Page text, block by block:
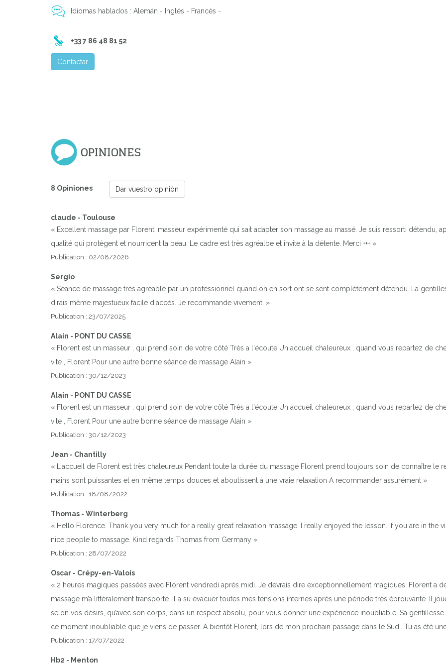
Idiomas hablados : Alemán - Inglés - Francés -
+33 7 86 48 81 52
Contactar
OPINIONES
8 Opiniones Dar vuestro opinión
claude - Toulouse
« Excellent massage par Florent, masseur expérimenté qui sait adapter son massage au massé. Je suis ressorti détendu,
qualité qui protègent et nourricent la peau. Le cadre est très agréalbe et invite à la détente. Merci +++ »
Publication : 02/08/2026
Sergio
« Séance de massage très agréable par un professionnel quand on en sort ont se sent complètement détendu. La
dirais même majestueux facile d'accès. Je recommande vivement. »
Publication : 23/07/2025
Alain - PONT DU CASSE
« Florent est un masseur , qui prend soin de votre côté Très a l'écoute Un accueil chaleureux , quand vous repartez de
vite , Florent Pour une autre bonne séance de massage Alain »
Publication : 30/12/2023
Alain - PONT DU CASSE
« Florent est un masseur , qui prend soin de votre côté Très a l'écoute Un accueil chaleureux , quand vous repartez de
vite , Florent Pour une autre bonne séance de massage Alain »
Publication : 30/12/2023
Jean - Chantilly
« L'accueil de Florent est très chaleureux Pendant toute la durée du massage Florent prend toujours soin de connaître le
mains sont puissantes et en même temps douces et aboutissent à une vraie relaxation A recommander assurément »
Publication : 18/08/2022
Thomas - Winterberg
« Hello Florence. Thank you very much for a really great relaxation massage. I really enjoyed the lesson. If you are in
nice people to massage. Kind regards Thomas from Germany »
Publication : 28/07/2022
Oscar - Crépy-en-Valois
« 2 heures magiques passées avec Florent vendredi après midi. Je devrais dire exceptionnellement magiques. Florent a
massage m’a littéralement transporté. Il a su évacuer toutes mes tensions internes après une période très éprouvante. Il
selon vos désirs, qu’avec son corps, dans un respect absolu, pour vous donner une expérience inoubliable. Sa
ce moment inoubliable que je viens de passer. A bientôt Florent, lors de mon prochain passage dans le Sud.. Tu as été
Publication : 17/07/2022
Hb2 - Menton